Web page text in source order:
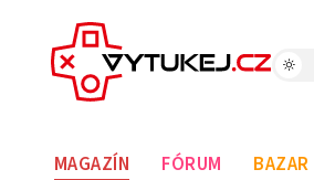
MAGAZÍN FÓRUM BAZAR